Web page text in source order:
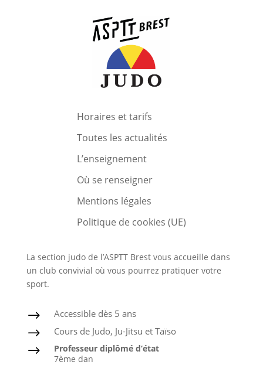
Horaires et tarifs
Toutes les actualités
L’enseignement
Où se renseigner
Mentions légales
Politique de cookies (UE)
La section judo de l’ASPTT Brest vous accueille dans
un club convivial où vous pourrez pratiquer votre
sport.
$ Accessible dès 5 ans
$ Cours de Judo, Ju-Jitsu et Taïso
$
Professeur diplômé d’état
7ème dan